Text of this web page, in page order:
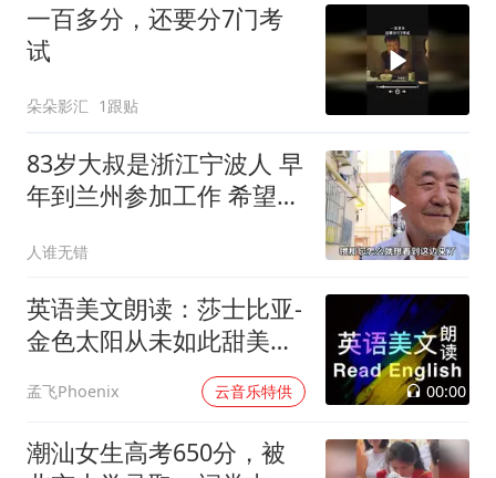
一百多分，还要分7门考
试
朵朵影汇 1跟贴
83岁大叔是浙江宁波人 早
年到兰州参加工作 希望百
人谁无错
英语美文朗读：莎士比亚-
金色太阳从未如此甜美吻
孟飞Phoenix 云音乐特供 00:00
潮汕女生高考650分，被